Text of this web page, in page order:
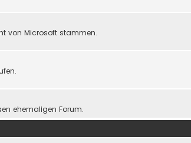
von Microsoft stammen.
ehemaligen Forum.